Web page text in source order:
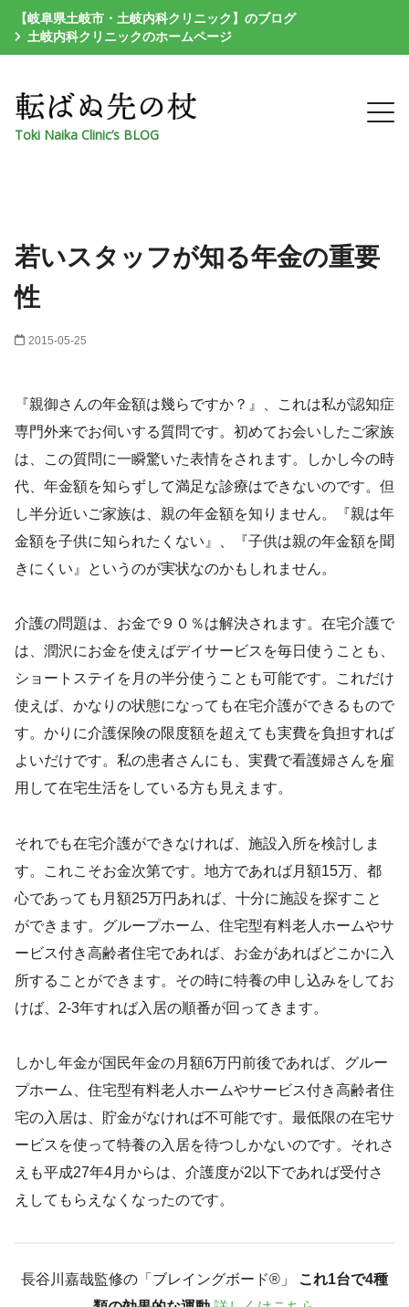
【岐阜県土岐市・土岐内科クリニック】のブログ
土岐内科クリニックのホームページ
Toki Naika Clinic’s BLOG
若いスタッフが知る年金の重要
性
2015-05-25
『親御さんの年金額は幾らですか？』、これは私が認知症
専門外来でお伺いする質問です。初めてお会いしたご家族
は、この質問に一瞬驚いた表情をされます。しかし今の時
代、年金額を知らずして満足な診療はできないのです。但
し半分近いご家族は、親の年金額を知りません。『親は年
金額を子供に知られたくない』、『子供は親の年金額を聞
きにくい』というのが実状なのかもしれません。
介護の問題は、お金で９０％は解決されます。在宅介護で
は、潤沢にお金を使えばデイサービスを毎日使うことも、
ショートステイを月の半分使うことも可能です。これだけ
使えば、かなりの状態になっても在宅介護ができるもので
す。かりに介護保険の限度額を超えても実費を負担すれば
よいだけです。私の患者さんにも、実費で看護婦さんを雇
用して在宅生活をしている方も見えます。
それでも在宅介護ができなければ、施設入所を検討しま
す。これこそお金次第です。地方であれば月額15万、都
心であっても月額25万円あれば、十分に施設を探すこと
ができます。グループホーム、住宅型有料老人ホームやサ
ービス付き高齢者住宅であれば、お金があればどこかに入
所することができます。その時に特養の申し込みをしてお
けば、2-3年すれば入居の順番が回ってきます。
しかし年金が国民年金の月額6万円前後であれば、グルー
プホーム、住宅型有料老人ホームやサービス付き高齢者住
宅の入居は、貯金がなければ不可能です。最低限の在宅サ
ービスを使って特養の入居を待つしかないのです。それさ
えも平成27年4月からは、介護度が2以下であれば受付さ
えしてもらえなくなったのです。
長谷川嘉哉監修の「ブレイングボード®︎」
これ1台で4種